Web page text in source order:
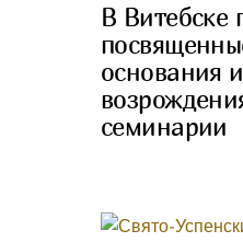
В Витебске
основания
семинарии